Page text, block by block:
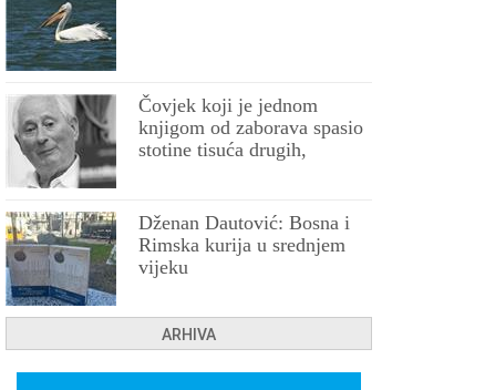
Čovjek koji je jednom
knjigom od zaborava spasio
stotine tisuća drugih,
Dženan Dautović: Bosna i
Rimska kurija u srednjem
vijeku
ARHIVA